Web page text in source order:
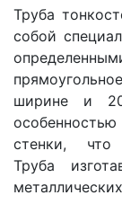
Труба
собой
ширине и
стенки,
Труба